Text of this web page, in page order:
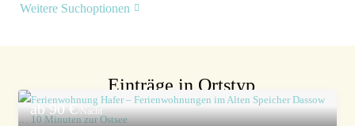
Weitere Suchoptionen
Einträge in Ortstyp
ab 90 €/Nacht